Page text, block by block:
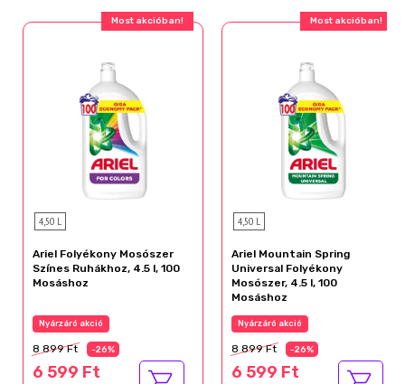
Most akcióban!
4,50 L
Ariel Folyékony Mosószer
Színes Ruhákhoz, 4.5 l, 100
Mosáshoz
Nyárzáró akció
8 899 Ft -26%
6 599 Ft
Most akcióban!
4,50 L
Ariel Mountain Spring
Universal Folyékony
Mosószer, 4.5 l, 100
Mosáshoz
Nyárzáró akció
8 899 Ft -26%
6 599 Ft